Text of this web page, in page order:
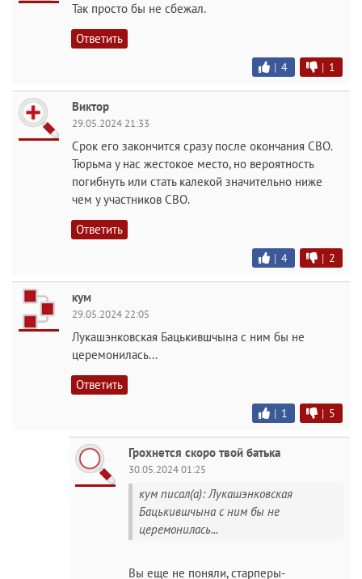
Так просто бы не сбежал.
Ответить
| 4 | 1
Виктор
29.05.2024 21:33
Срок его закончится сразу после окончания СВО.
Тюрьма у нас жестокое место, но вероятность
погибнуть или стать калекой значительно ниже
чем у участников СВО.
Ответить
| 4 | 2
кум
29.05.2024 22:05
Лукашэнковская Бацькившчына с ним бы не
церемонилась...
Ответить
| 1 | 5
Грохнется скоро твой батька
30.05.2024 01:25
кум писал(а): Лукашэнковская
Бацькившчына с ним бы не
церемонилась...
Вы еще не поняли, старперы-